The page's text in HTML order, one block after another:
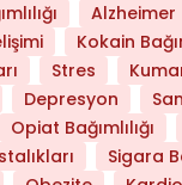
Hangi
Alzheimer
Kokain
Stres
Depresyon
Opiat Bağımlılığı
Sigara